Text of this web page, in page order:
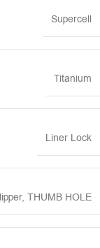
Supercell
Titanium
Liner Lock
, THUMB HOLE